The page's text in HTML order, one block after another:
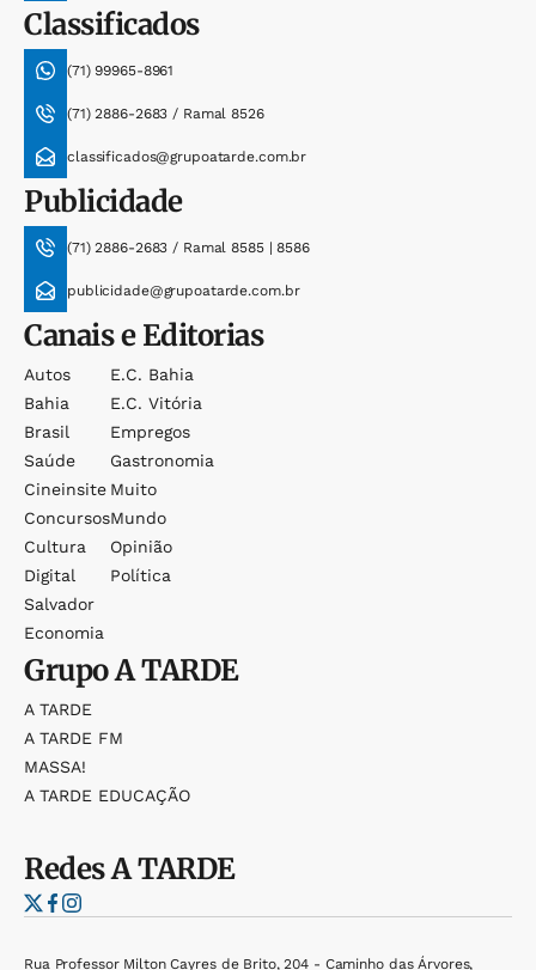
Classificados
(71) 99965-8961
(71) 2886-2683 / Ramal 8526
classificados@grupoatarde.com.br
Publicidade
(71) 2886-2683 / Ramal 8585 | 8586
publicidade@grupoatarde.com.br
Canais e Editorias
Autos
Bahia
Brasil
Saúde
Cineinsite
Concursos
Cultura
Digital
Salvador
Economia
E.c. Bahia
E.c. Vitória
Empregos
Gastronomia
Muito
Mundo
Opinião
Política
GrupoA TARDE
A TARDE
A TARDE FM
MASSA!
A TARDE EDUCAÇÃO
RedesA TARDE
Rua Professor Milton Cayres de Brito, 204 - Caminho das Árvores,